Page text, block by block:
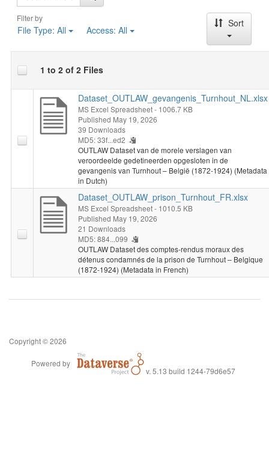
Les résultats ont été rendus possibles grâce à la contribution de
dizaines de bénévoles des Archives de l'État, d'Erfgoedcel
Dijk92, d'Erfgoedcel Noorderkempen et du Gevangenismuseum
Merksplas. (2026-05-15)
Filter by
File Type: All Access: All
Sort
1 to 2 of 2 Files
Dataset_OUTLAW_gevangenis_Turnhout_NL.xlsx
MS Excel Spreadsheet- 1006.7 KB
Published May 19, 2026
39 Downloads
MD5: 33f...ed2
OUTLAW Dataset van de morele verslagen van
veroordeelde gedetineerden opgesloten in de
gevangenis van Turnhout – België (1872-1924) (Metadata
in Dutch)
Dataset_OUTLAW_prison_Turnhout_FR.xlsx
MS Excel Spreadsheet- 1010.5 KB
Published May 19, 2026
21 Downloads
MD5: 884...099
OUTLAW Dataset des comptes-rendus moraux des
détenus condamnés de la prison de Turnhout – Belgique
(1872-1924) (Metadata in French)
Copyright © 2026
Powered by
v. 5.13 build 1244-79d6e57